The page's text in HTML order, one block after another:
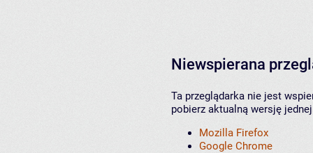
Niewspierana
Ta przeglądarka nie jest
pobierz aktualną wersję
Mozilla Firefox
Google Chrome